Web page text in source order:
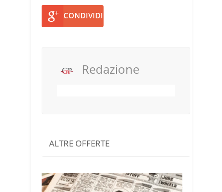
CONDIVIDI
Redazione
ALTRE OFFERTE